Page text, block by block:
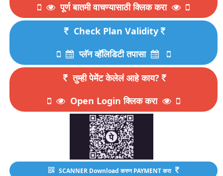
पूर्ण बातमी वाचण्यासाठी क्लिक करा
Check Plan Validity
प्लॅन व्हॅलिडिटी तपासा
तुम्ही पेमेंट केलेलं आहे काय?
Open Login क्लिक करा
SCANNER Download करुन PAYMENT करा